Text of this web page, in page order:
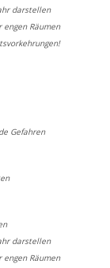
darstellen
Räumen
Gefahren
darstellen
Räumen